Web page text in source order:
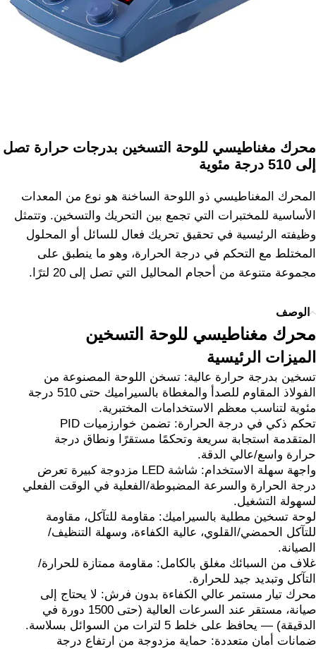
محرك مغناطيسي للوحة التسخين بدرجات حرارة تصل
إلى 510 درجة مئوية
المحرك المغناطيسي ذو اللوحة الساخنة هو نوع من المعدات
الأساسية للمختبرات التي تجمع بين التحريك والتسخين. وتتمثل
وظيفته الرئيسية في تحقيق تحريك فعال للسائل أو المحلول
المختلط مع التحكم في درجة الحرارة، وهو ما ينطبق على
مجموعة متنوعة من أحجام المحاليل التي تصل إلى 20 لترًا.
الوصف
محرك مغناطيسي للوحة التسخين
الميزات الرئيسية
تسخين بدرجة حرارة عالية: تسخن اللوحة المصنوعة من
الفولاذ المقاوم للصدأ والمغطاة بالسيراميك حتى 510 درجة
مئوية لتناسب معظم الاستخدامات المختبرية.
تحكم ذكي في درجة الحرارة: تضمن خوارزميات PID
المتقدمة استجابة سريعة وتحكمًا مستقرًا ونطاق درجة
حرارة واسع/عالي الدقة.
واجهة سهلة الاستخدام: شاشة LED مزدوجة كبيرة تعرض
درجة الحرارة والسرعة المضبوطة/الفعلية في الوقت الفعلي
لسهولة التشغيل.
لوحة تسخين مطلية بالسيراميك: مقاومة للتآكل، مقاومة
للتآكل الحمضي/القلوي، عالية الكفاءة، وسهلة التنظيف/
الصيانة.
غلاف من السبائك مغلق بالكامل: مقاومة ممتازة للحرارة/
التآكل وتبديد جيد للحرارة.
محرك تيار مستمر عالي الكفاءة بدون فرش: لا يحتاج إلى
صيانة، مستقر عند السرعات العالية (حتى 1500 دورة في
الدقيقة) — يحافظ على خلط 5 لترات من السوائل بسلاسة.
ضمانات أمان متعددة: حماية مزدوجة من ارتفاع درجة